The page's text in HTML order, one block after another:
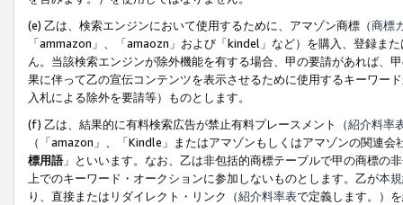
(e) 乙は、検索エンジンにおいて使用するために、アマゾン商標（商標
「ammazon」、「amaozn」および「kindel」など）を購入、登録ま
ん。当該検索エンジンが除外機能を有する場合、甲の要請があれば、
果に伴って乙の宣伝コンテンツを表示させるために使用するキーワー
入札による除外を要請等）ものとします。
(f) 乙は、結果的に有料検索広告が禁止有料プレースメント（紹介料率
（「amazon」、「Kindle」またはアマゾンもしくはアマゾンの関連
標用語」といいます。なお、乙は非包括的商標テーブルで甲の商標の
上でのキーワード・オークションに参加しないものとします。乙が本
り、直接またはリダイレクト・リンク（紹介料率表で定義します。）